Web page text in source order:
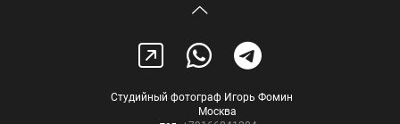
Студийный фотограф Игорь Фомин
Москва